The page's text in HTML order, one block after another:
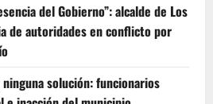
del Gobierno”: alcalde de Los
de autoridades en conflicto por
solución: funcionarios